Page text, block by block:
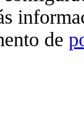
de